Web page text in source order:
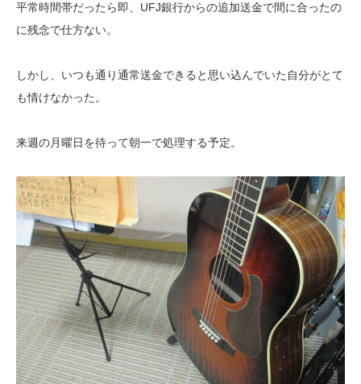
平常時間帯だったら即、UFJ銀行からの追加送金で間に合ったの
に残念で仕方ない。
しかし、いつも通り通常送金できると思い込んでいた自分がとて
も情けなかった。
来週の月曜日を待って朝一で処理する予定。